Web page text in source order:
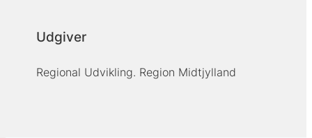
Udgiver
Regional Udvikling. Region Midtjylland